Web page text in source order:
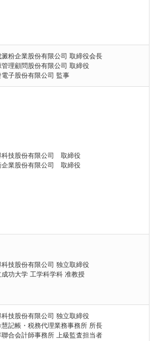
澱粉企業股份有限公司 取締役会長
管理顧問股份有限公司 取締役
電子股份有限公司 監事
科技股份有限公司 取締役
企業股份有限公司 取締役
科技股份有限公司 独立取締役
成功大学 工学科学科 准教授
科技股份有限公司 独立取締役
慧記帳・税務代理業務事務所 所長
聯合会計師事務所 上級監査担当者